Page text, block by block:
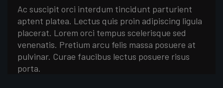
Ac suscipit orci interdum tincidunt parturient
aptent platea. Lectus quis proin adipiscing ligula
placerat. Lorem orci tempus scelerisque sed
venenatis. Pretium arcu felis massa posuere at
pulvinar. Curae faucibus lectus posuere risus
porta.